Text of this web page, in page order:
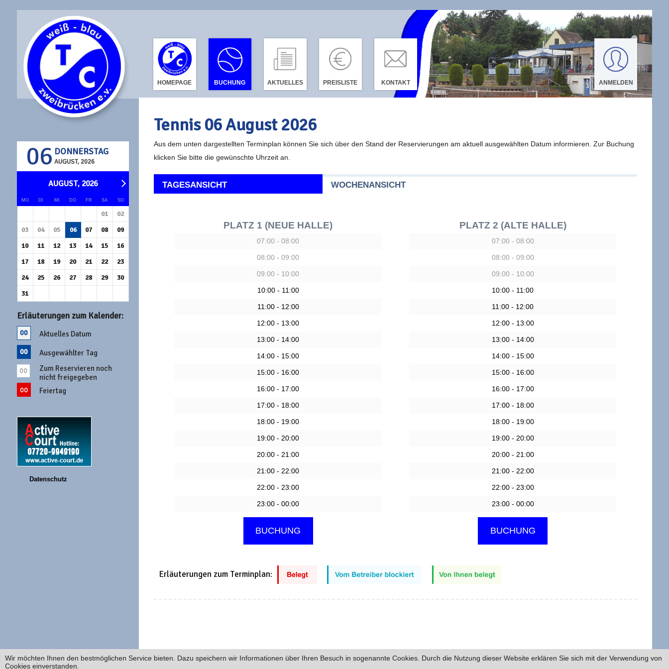
06 DONNERSTAG
AUGUST, 2026
AUGUST, 2026
MO DI MI DO FR SA SO
01
02
03
04 05 06 07 08
09
10
11 12 13 14 15
16
17
18 19 20 21 22
23
24
25 26 27 28 29
30
31
Erläuterungen zum Kalender:
Aktuelles Datum
Ausgewählter Tag
Zum Reservieren noch
nicht freigegeben
Feiertag
Datenschutz
ANMELDEN
HOMEPAGE BUCHUNG AKTUELLES PREISLISTE KONTAKT
Tennis06 August 2026
Aus dem unten dargestellten Terminplan können Sie sich über den Stand der Reservierungen am aktuell ausgewählten Datum informieren. Zur Buchung
klicken Sie bitte die gewünschte Uhrzeit an.
TAGESANSICHT WOCHENANSICHT
PLATZ 1 (NEUE HALLE)
07:00 - 08:00
08:00 - 09:00
09:00 - 10:00
10:00 - 11:00
11:00 - 12:00
12:00 - 13:00
13:00 - 14:00
14:00 - 15:00
15:00 - 16:00
16:00 - 17:00
17:00 - 18:00
18:00 - 19:00
19:00 - 20:00
20:00 - 21:00
21:00 - 22:00
22:00 - 23:00
23:00 - 00:00
PLATZ 2 (ALTE HALLE)
07:00 - 08:00
08:00 - 09:00
09:00 - 10:00
10:00 - 11:00
11:00 - 12:00
12:00 - 13:00
13:00 - 14:00
14:00 - 15:00
15:00 - 16:00
16:00 - 17:00
17:00 - 18:00
18:00 - 19:00
19:00 - 20:00
20:00 - 21:00
21:00 - 22:00
22:00 - 23:00
23:00 - 00:00
Erläuterungen zum Terminplan:
Entwickelt von Forumedia®
Wir möchten Ihnen den bestmöglichen Service bieten. Dazu speichern wir Informationen über Ihren Besuch in sogenannte Cookies. Durch die Nutzung dieser Website erklären Sie sich mit der Verwendung von
Cookies einverstanden.